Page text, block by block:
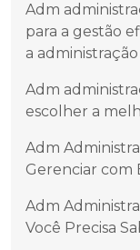
Adm
para a gestão
a
Adm
escolher a
Adm
Gerenciar com
Adm
Você Precisa